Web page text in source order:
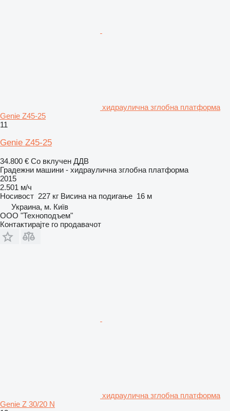
хидраулична зглобна платформа
Genie Z45-25
11
Genie Z45-25
34.800 € Со вклучен ДДВ
Градежни машини - хидраулична зглобна платформа
2015
2.501 м/ч
Носивост 227 кг Висина на подигање 16 м
Украина, м. Київ
ООО "Техноподъем"
Контактирајте го продавачот
хидраулична зглобна платформа
Genie Z 30/20 N